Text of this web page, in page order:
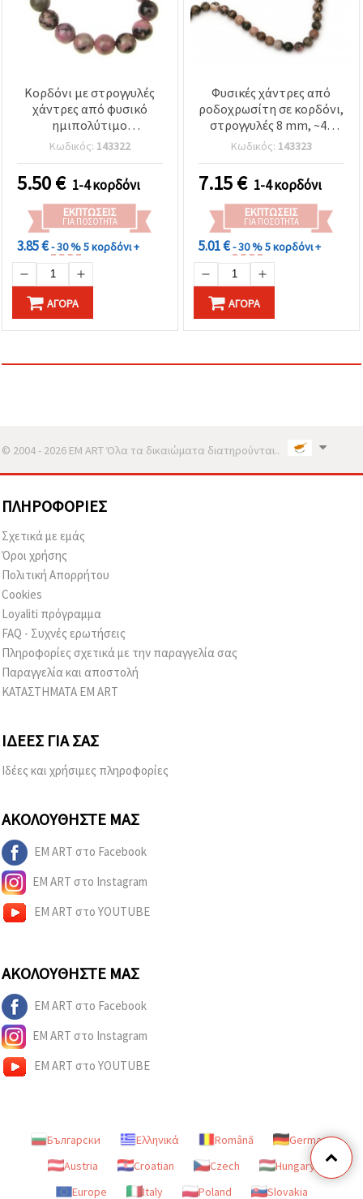
Κορδόνι με στρογγυλές
χάντρες από φυσικό
ημιπολύτιμο
Ροδοχρωσίτη, 6 mm,
περίπου 63 τεμ., για
κοσμήματα
Κωδικός: 143322
5.50€ 1-4 κορδόνι
ΕΚΠΤΏΣΕΙΣ
ΓΙΑ ΠΟΣΌΤΗΤΑ
3.85 €- 30 %5 κορδόνι +
ΑΓΟΡΆ
Φυσικές χάντρες από
ροδοχρωσίτη σε κορδόνι,
στρογγυλές 8 mm, ~48
τεμ., για κατασκευή
κοσμημάτων και
φυλαχτών
Κωδικός: 143323
7.15€ 1-4 κορδόνι
ΕΚΠΤΏΣΕΙΣ
ΓΙΑ ΠΟΣΌΤΗΤΑ
5.01 €- 30 %5 κορδόνι +
ΑΓΟΡΆ
© 2004 - 2026 EM ART Όλα τα δικαιώματα διατηρούνται..
ΠΛΗΡΟΦΟΡΊΕΣ
Σχετικά με εμάς
Όροι χρήσης
Πολιτική Απορρήτου
Cookies
Loyaliti πρόγραμμα
FAQ - Συχνές ερωτήσεις
Πληροφορίες σχετικά με την παραγγελία σας
Παραγγελία και αποστολή
ΚΑΤΑΣΤΗΜΑΤΑ EM ART
ΙΔΈΕΣ ΓΙΑ ΣΑΣ
Ιδέες και χρήσιμες πληροφορίες
ΑΚΟΛΟΥΘΉΣΤΕ ΜΑΣ
EM ART στο Facebook
EM ART στο Instagram
EM ART στο YOUTUBE
ΑΚΟΛΟΥΘΉΣΤΕ ΜΑΣ
EM ART στο Facebook
EM ART στο Instagram
EM ART στο YOUTUBE
Български Ελληνικά Română
Germany
Austria
Croatian Czech
Hungary
Europe
Italy Poland Slovakia